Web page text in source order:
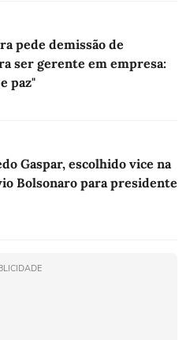
pede demissão de
ser gerente em empresa:
paz"
Gaspar, escolhido vice na
Bolsonaro para presidente